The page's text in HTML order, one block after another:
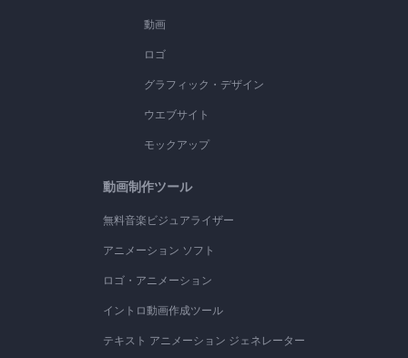
動画
ロゴ
グラフィック・デザイン
ウエブサイト
モックアップ
動画制作ツール
無料音楽ビジュアライザー
アニメーション ソフト
ロゴ・アニメーション
イントロ動画作成ツール
テキスト アニメーション ジェネレーター